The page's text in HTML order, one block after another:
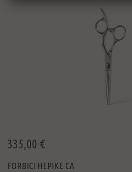
335,00 €
FORBICI HEPIKE CA